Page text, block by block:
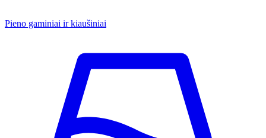
Pieno gaminiai ir kiaušiniai